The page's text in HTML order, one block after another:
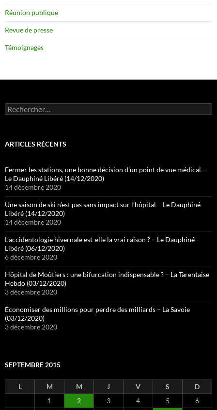
Réunion publique
Revue de presse
Témoignages
Rechercher :
ARTICLES RÉCENTS
Fermer les stations, une bonne décision d’un point de vue médical –
Le Dauphiné Libéré (14/12/2020)
14 décembre 2020
Une saison de ski n’est pas sans impact sur l’hôpital – Le Dauphiné
Libéré (14/12/2020)
14 décembre 2020
L’accidentologie hivernale est-elle la vrai raison ? – Le Dauphiné
Libéré (06/12/2020)
6 décembre 2020
Hôpital de Moûtiers : une bifurcation indispensable ? – La Tarentaise
Hebdo (03/12/2020)
3 décembre 2020
Économiser des millions pour perdre des milliards – La Savoie
(03/12/2020)
3 décembre 2020
SEPTEMBRE 2015
L M M J V S
D
1
2 3 4 5
6